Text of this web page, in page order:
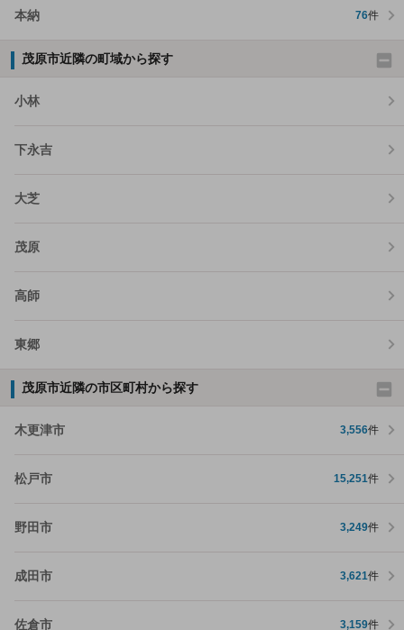
本納 76件
茂原市近隣の町域から探す
小林
下永吉
大芝
茂原
高師
東郷
茂原市近隣の市区町村から探す
木更津市 3,556件
松戸市 15,251件
野田市 3,249件
成田市 3,621件
佐倉市 3,159件